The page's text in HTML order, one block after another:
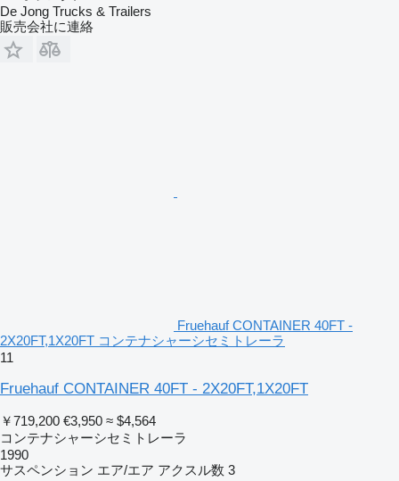
De Jong Trucks & Trailers
販売会社に連絡
Fruehauf CONTAINER 40FT -
2X20FT,1X20FT コンテナシャーシセミトレーラ
11
Fruehauf CONTAINER 40FT - 2X20FT,1X20FT
￥719,200 €3,950 ≈ $4,564
コンテナシャーシセミトレーラ
1990
サスペンション エア/エア アクスル数 3